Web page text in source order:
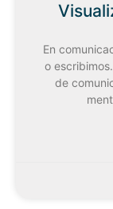
En
o
de